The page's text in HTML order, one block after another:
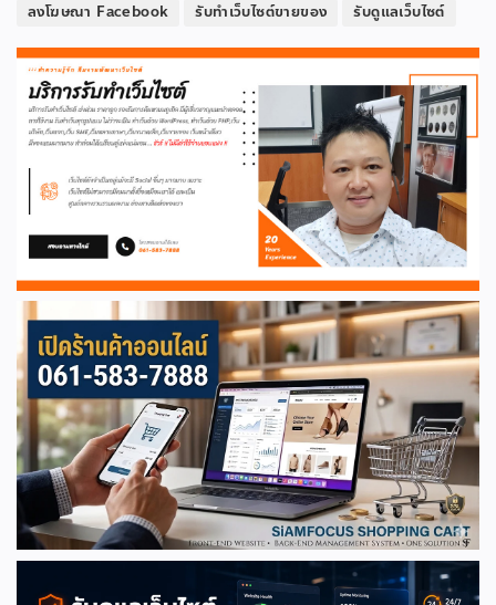
ลงโฆษณา Facebook
รับทำเว็บไซต์ขายของ รับดูแลเว็บไซต์